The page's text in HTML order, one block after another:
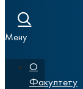
Мену
О
Факултету